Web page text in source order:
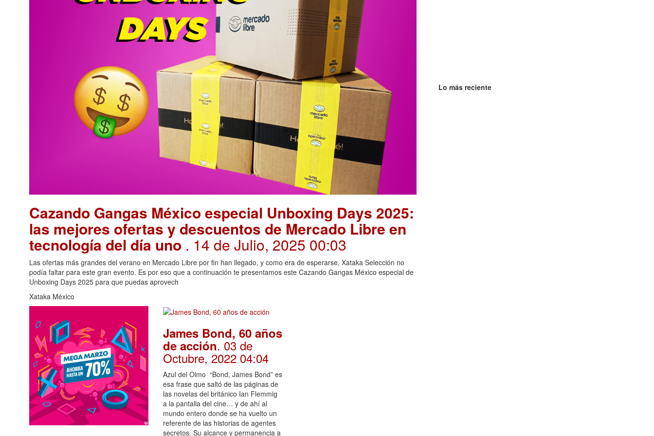
Cazando Gangas México especial Unboxing Days 2025:
las mejores ofertas y descuentos de Mercado Libre en
tecnología del día uno . 14 de Julio, 2025 00:03
Las ofertas más grandes del verano en Mercado Libre por fin han llegado, y como era de esperarse, Xataka Selección no
podía faltar para este gran evento. Es por eso que a continuación te presentamos este Cazando Gangas México especial de
Unboxing Days 2025 para que puedas aprovech
Xataka México
James Bond, 60 años
de acción. 03 de
Octubre, 2022 04:04
Azul del Olmo “Bond, James Bond” es
esa frase que saltó de las páginas de
las novelas del británico Ian Flemmig
a la pantalla del cine… y de ahí al
mundo entero donde se ha vuelto un
referente de las historias de agentes
secretos. Su alcance y permanencia a
Lo más reciente